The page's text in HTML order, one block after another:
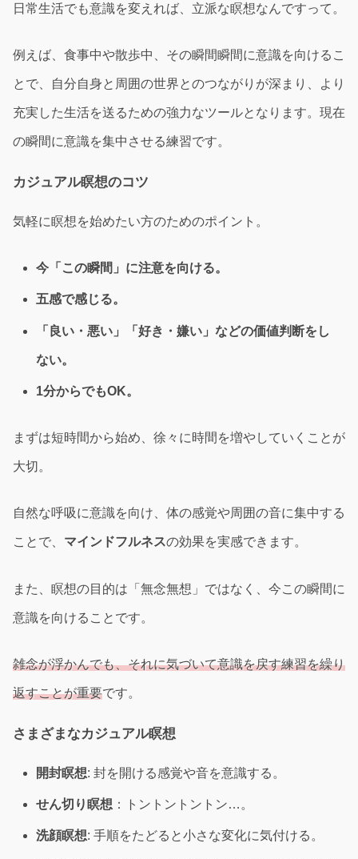
日常生活でも意識を変えれば、立派な瞑想なんですって。
例えば、食事中や散歩中、その瞬間瞬間に意識を向けるこ
とで、自分自身と周囲の世界とのつながりが深まり、より
充実した生活を送るための強力なツールとなります。現在
の瞬間に意識を集中させる練習です。
カジュアル瞑想のコツ
気軽に瞑想を始めたい方のためのポイント。
今「この瞬間」に注意を向ける。
五感で感じる。
「良い・悪い」「好き・嫌い」などの価値判断をし
ない。
1分からでもOK。
まずは短時間から始め、徐々に時間を増やしていくことが
大切。
自然な呼吸に意識を向け、体の感覚や周囲の音に集中する
ことで、 マインドフルネスの効果を実感できます。
また、瞑想の目的は「無念無想」ではなく、今この瞬間に
意識を向けることです。
雑念が浮かんでも、それに気づいて意識を戻す練習を繰り
返すことが重要です。
さまざまなカジュアル瞑想
開封瞑想: 封を開ける感覚や音を意識する。
せん切り瞑想 ：トントントントン…。
洗顔瞑想: 手順をたどると小さな変化に気付ける。